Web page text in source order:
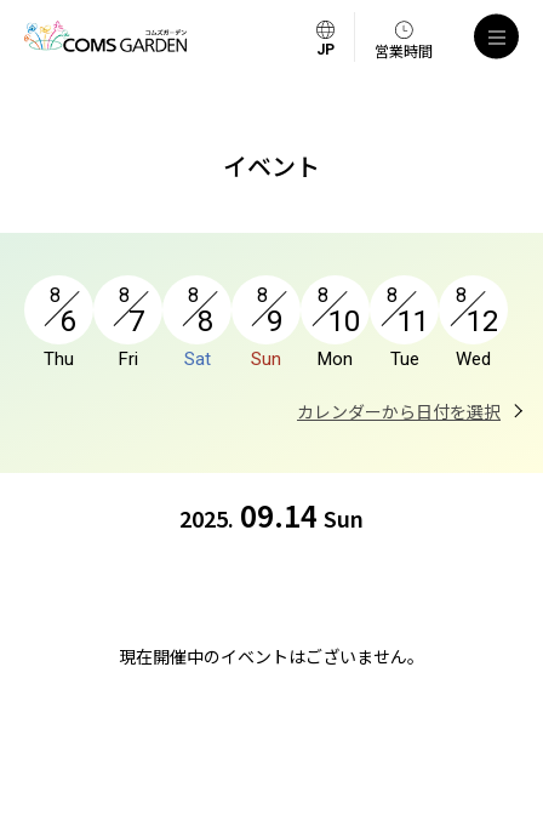
営業時間
イベント
8
6
Thu
8
7
Fri
8
8
Sat
8
9
Sun
8
10
Mon
8
11
Tue
8
12
Wed
カレンダーから日付を選択
2025. 09.14 Sun
現在開催中のイベントはございません。